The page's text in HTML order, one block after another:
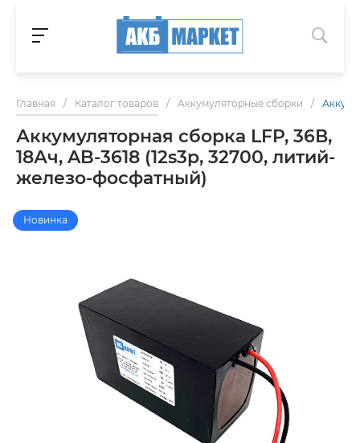
Главная / Каталог товаров / Аккумуляторные сборки /
Аккумуляторная сборка LFP, 36В,
18Ач, AB-3618 (12s3p, 32700, литий-
железо-фосфатный)
Новинка